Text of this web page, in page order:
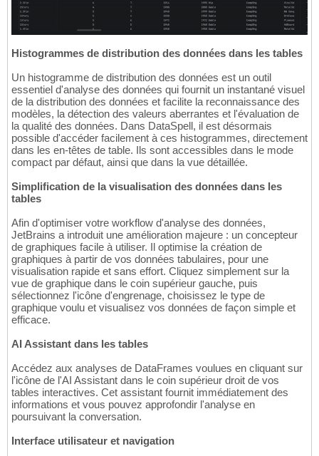
Histogrammes de distribution des données dans les tables
Un histogramme de distribution des données est un outil
essentiel d'analyse des données qui fournit un instantané visuel
de la distribution des données et facilite la reconnaissance des
modèles, la détection des valeurs aberrantes et l'évaluation de
la qualité des données. Dans DataSpell, il est désormais
possible d'accéder facilement à ces histogrammes, directement
dans les en-têtes de table. Ils sont accessibles dans le mode
compact par défaut, ainsi que dans la vue détaillée.
Simplification de la visualisation des données dans les
tables
Afin d'optimiser votre workflow d'analyse des données,
JetBrains a introduit une amélioration majeure : un concepteur
de graphiques facile à utiliser. Il optimise la création de
graphiques à partir de vos données tabulaires, pour une
visualisation rapide et sans effort. Cliquez simplement sur la
vue de graphique dans le coin supérieur gauche, puis
sélectionnez l'icône d'engrenage, choisissez le type de
graphique voulu et visualisez vos données de façon simple et
efficace.
AI Assistant dans les tables
Accédez aux analyses de DataFrames voulues en cliquant sur
l'icône de l'AI Assistant dans le coin supérieur droit de vos
tables interactives. Cet assistant fournit immédiatement des
informations et vous pouvez approfondir l'analyse en
poursuivant la conversation.
Interface utilisateur et navigation